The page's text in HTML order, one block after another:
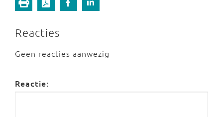
Reacties
Geen reacties aanwezig
Reactie: